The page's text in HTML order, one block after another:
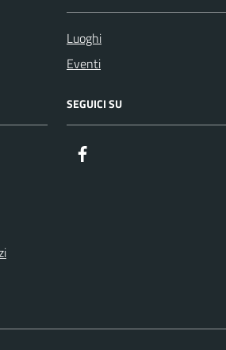
Luoghi
Eventi
SEGUICI SU